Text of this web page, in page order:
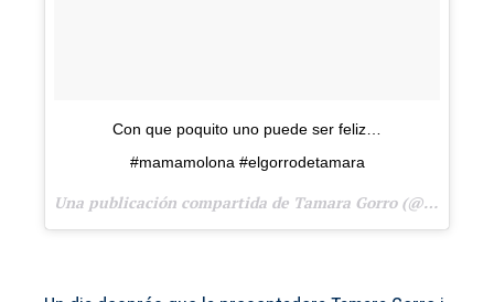
Con que poquito uno puede ser feliz…
#mamamolona #elgorrodetamara
Una publicación compartida de Tamara Gorro (@tamara_gorro) el